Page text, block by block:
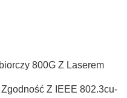
800G Z Laserem
Z IEEE 802.3cu-